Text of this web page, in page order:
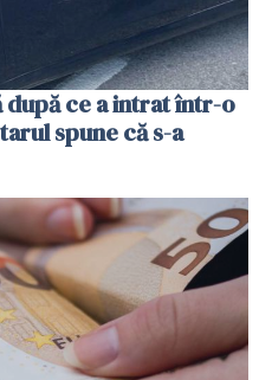
ce a intrat într-o
spune că s-a